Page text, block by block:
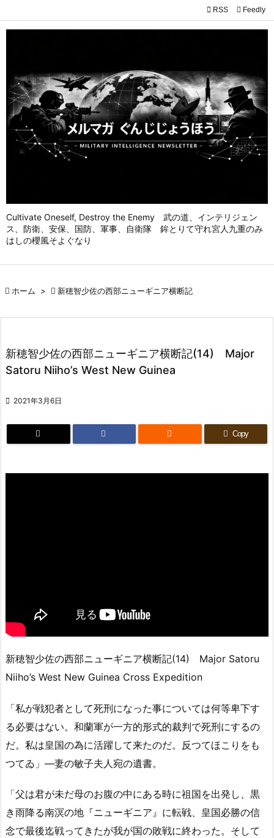
Cultivate Oneself, Destroy the Enemy 武の道、インテリジェン
ス、防衛、安保、国防、軍事、自衛隊 鉾とりて守れ宮人九重のみ
はしの櫻風そよぐなり


次へ

検索
 RSS Feedly
 ホーム >  新穂智少佐の西部ニューギニア横断記
新穂智少佐の西部ニューギニア横断記(14) Major
Satoru Niiho’s West New Guinea
 2021年3月6日
 Copy
新穂智少佐の西部ニューギニア横断記(14) Major Satoru
Niiho’s West New Guinea Cross Expedition
「私が戦犯者として死刑になった事については何等卑下す
る必要はない。和蘭軍が一方的形式的裁判で死刑にするの
だ。私は皇国の為に活躍して来たのだ。反つてほこりをも
つてゐ」—妻の敏子夫人宛の遺書。
「父は君が未だ母のお腹の中にある時に祖国を出発し、黒
き雨降る南溟の地『ニューギニア』に転戦、皇国必勝の信
念で最後迄戦ってきたが我が国の敗戦に終わった。そして